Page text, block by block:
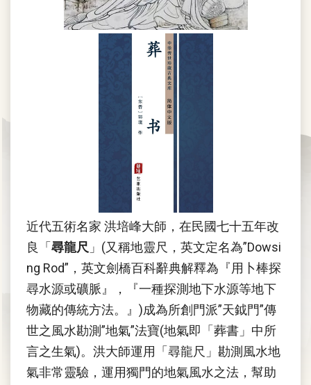
近代五術名家 洪培峰大師，在民國七十五年改
良「 尋龍尺 」(又稱地靈尺，英文定名為”Dowsi
ng Rod”，英文劍橋百科辭典解釋為『用卜棒探
尋水源或礦脈』，『一種探測地下水源等地下
物藏的傳統方法。』)成為所創門派”天鉞門”傳
世之風水勘測”地氣”法寶(地氣即「葬書」中所
言之生氣)。洪大師運用「尋龍尺」勘測風水地
氣非常靈驗，運用獨門的地氣風水之法，幫助